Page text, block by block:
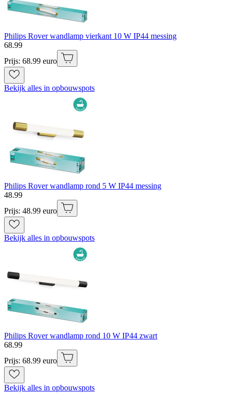
Philips Rover wandlamp vierkant 10 W IP44 messing
68.99
Prijs: 68.99 euro
Bekijk alles in opbouwspots
Philips Rover wandlamp rond 5 W IP44 messing
48.99
Prijs: 48.99 euro
Bekijk alles in opbouwspots
Philips Rover wandlamp rond 10 W IP44 zwart
68.99
Prijs: 68.99 euro
Bekijk alles in opbouwspots